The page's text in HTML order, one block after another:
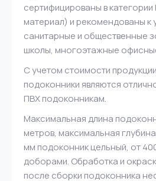
сертифицированы в
материал) и рекомендованы к
санитарные и общественные
школы, многоэтажные
С учетом стоимости
подоконники являются
ПВХ подоконникам.
Максимальная длина
метров, максимальная
мм подоконник цельный, от
доборами. Обработка и
после сборки подоконника